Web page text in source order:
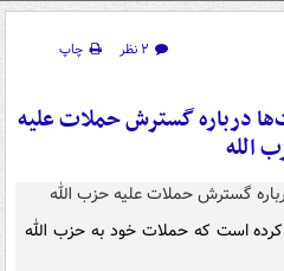
۲ نظر
چاپ
درباره گسترش حملات علیه
الله
است که حملات خود به حزب الله